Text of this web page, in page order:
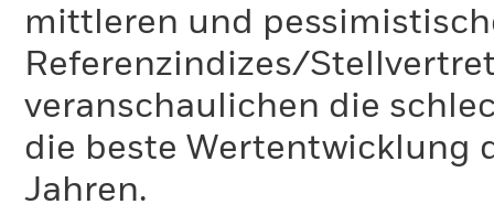
mittleren und
Referenzindizes/
veranschaulichen die
die beste Wertentwicklung
Jahren.